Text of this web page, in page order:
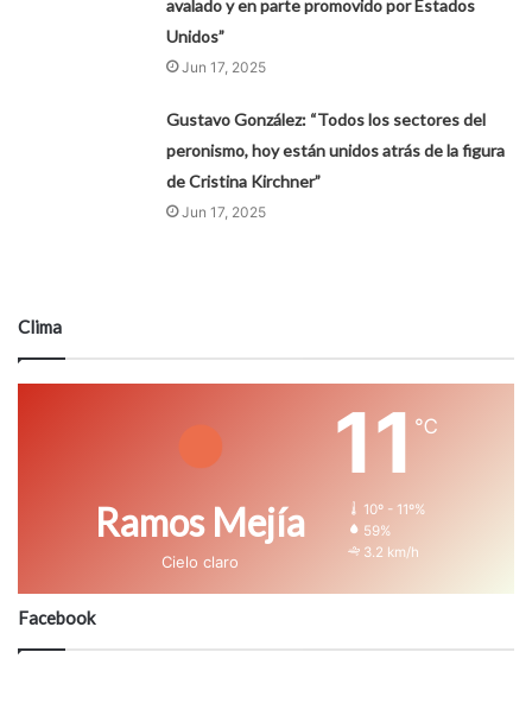
avalado y en parte promovido por Estados
Unidos”
Jun 17, 2025
Gustavo González: “Todos los sectores del
peronismo, hoy están unidos atrás de la figura
de Cristina Kirchner”
Jun 17, 2025
Clima
Ramos Mejía
Cielo claro
11 ℃
10º - 11º%
59%
3.2 km/h
Facebook